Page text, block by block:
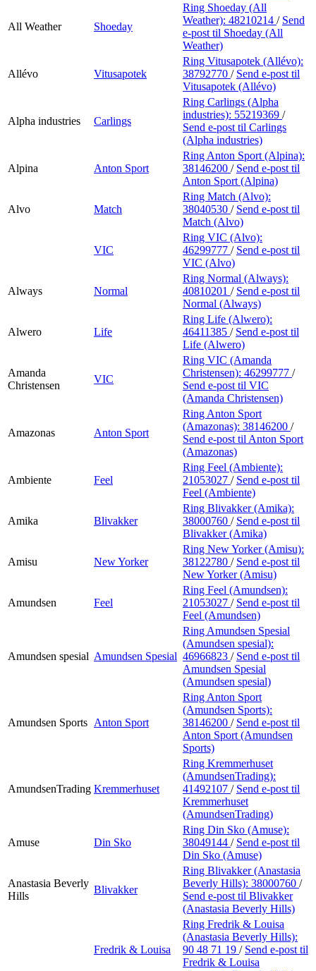
All Weather Shoeday
Ring Shoeday (All
Weather): 48210214 / Send
e-post til Shoeday (All
Weather)
Allévo Vitusapotek
Ring Vitusapotek (Allévo):
38792770 / Send e-post til
Vitusapotek (Allévo)
Alpha industries Carlings
Ring Carlings (Alpha
industries): 55219369 /
Send e-post til Carlings
(Alpha industries)
Alpina Anton Sport
Ring Anton Sport (Alpina):
38146200 / Send e-post til
Anton Sport (Alpina)
Alvo Match
Ring Match (Alvo):
38040530 / Send e-post til
Match (Alvo)
VIC
Ring VIC (Alvo):
46299777 / Send e-post til
VIC (Alvo)
Always Normal
Ring Normal (Always):
40810201 / Send e-post til
Normal (Always)
Alwero Life
Ring Life (Alwero):
46411385 / Send e-post til
Life (Alwero)
Amanda
Christensen
VIC
Ring VIC (Amanda
Christensen): 46299777 /
Send e-post til VIC
(Amanda Christensen)
Amazonas Anton Sport
Ring Anton Sport
(Amazonas): 38146200 /
Send e-post til Anton Sport
(Amazonas)
Ambiente Feel
Ring Feel (Ambiente):
21053027 / Send e-post til
Feel (Ambiente)
Amika Blivakker
Ring Blivakker (Amika):
38000760 / Send e-post til
Blivakker (Amika)
Amisu New Yorker
Ring New Yorker (Amisu):
38122780 / Send e-post til
New Yorker (Amisu)
Amundsen Feel
Ring Feel (Amundsen):
21053027 / Send e-post til
Feel (Amundsen)
Amundsen spesial Amundsen Spesial
Ring Amundsen Spesial
(Amundsen spesial):
46966823 / Send e-post til
Amundsen Spesial
(Amundsen spesial)
Amundsen Sports Anton Sport
Ring Anton Sport
(Amundsen Sports):
38146200 / Send e-post til
Anton Sport (Amundsen
Sports)
AmundsenTrading Kremmerhuset
Ring Kremmerhuset
(AmundsenTrading):
41492107 / Send e-post til
Kremmerhuset
(AmundsenTrading)
Amuse Din Sko
Ring Din Sko (Amuse):
38049144 / Send e-post til
Din Sko (Amuse)
Anastasia Beverly
Hills
Blivakker
Ring Blivakker (Anastasia
Beverly Hills): 38000760 /
Send e-post til Blivakker
(Anastasia Beverly Hills)
Fredrik & Louisa
Ring Fredrik & Louisa
(Anastasia Beverly Hills):
90 48 71 19 / Send e-post til
Fredrik & Louisa